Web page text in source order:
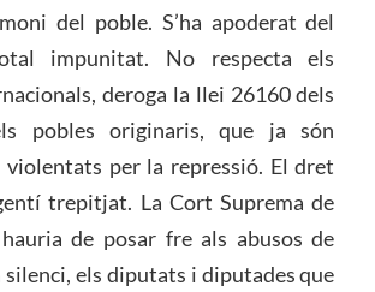
del poble. S’ha apoderat del
impunitat. No respecta els
deroga la llei 26160 dels
pobles originaris, que ja són
per la repressió. El dret
trepitjat. La Cort Suprema de
de posar fre als abusos de
silenci, els diputats i diputades que